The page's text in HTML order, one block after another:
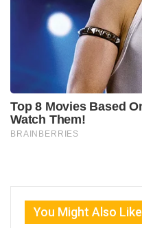
You Might Also Like